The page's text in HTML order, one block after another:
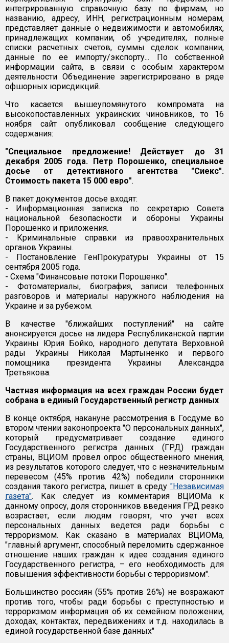
интегрированную справочную базу по фирмам, но
названию, адресу, ИНН, регистрационным номерам,
представляет данные о недвижимости и автомобилях,
принадлежащих компании, об учредителях, полные
списки расчетных счетов, суммы сделок компании,
данные по ее импорту/экспорту... По собственной
информации сайта, в связи с особым характером
деятельности Объединение зарегистрировано в ряде
офшорных юрисдикций.
Что касается вышеупомянутого компромата на
высокопоставленных украинских чиновников, то 16
ноября сайт опубликовал сообщение следующего
содержания:
"Специальное предложение! Действует до 31
декабря 2005 года. Петр Порошенко, специальное
досье от детективного агентства "Сиекс".
Стоимость пакета 15 000 евро".
В пакет документов досье входят:
- Информационная записка по секретарю Совета
национальной безопасности и обороны Украины
Порошенко и приложения.
- Криминальные справки из правоохранительных
органов Украины.
- Постановление ГенПрокуратуры Украины от 15
сентября 2005 года.
- Схема "Финансовые потоки Порошенко".
- Фотоматериалы, биография, записи телефонных
разговоров и материалы наружного наблюдения на
Украине и за рубежом.
В качестве "ближайших поступлений" на сайте
анонсируется досье на лидера Республиканской партии
Украины Юрия Бойко, народного депутата Верховной
рады Украины Николая Мартыненко и первого
помощника президента Украины Александра
Третьякова.
Частная информация на всех граждан России будет
собрана в единый Государственный регистр данных
В конце октября, накануне рассмотрения в Госдуме во
втором чтении законопроекта "О персональных данных",
который предусматривает создание единого
Государственного регистра данных (ГРД) граждан
страны, ВЦИОМ провел опрос общественного мнения,
из результатов которого следует, что с незначительным
перевесом (45% против 42%) победили сторонники
создания такого регистра, пишет в среду "Независимая
газета". Как следует из комментария ВЦИОМа к
данному опросу, доля сторонников введения ГРД резко
возрастает, если людям говорят, что учет всех
персональных данных ведется ради борьбы с
терроризмом. Как сказано в материалах ВЦИОМа,
"главный аргумент, способный переломить сдержанное
отношение наших граждан к идее создания единого
Государственного регистра, – его необходимость для
повышения эффективности борьбы с терроризмом".
Большинство россиян (55% против 26%) не возражают
против того, чтобы ради борьбы с преступностью и
терроризмом информация об их семейном положении,
доходах, контактах, передвижениях и т.д. находилась в
единой государственной базе данных"